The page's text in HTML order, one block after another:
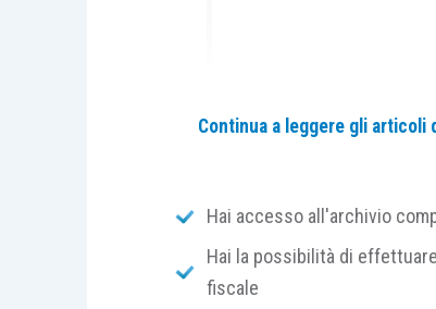
La Riforma delprocesso
relative alle modalità di
lachiarezzae la sinteticità .
Inoltre, all’ art. 15, comma 2-
Continua a leggere gli articoli
Hai accesso all'archivio
Hai la possibilità di
fiscale